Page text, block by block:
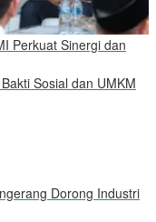
Perkuat Sinergi dan
Sosial dan UMKM
Dorong Industri